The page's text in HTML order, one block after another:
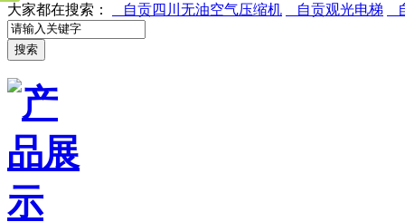
大家都在搜索： 自贡四川无油空气压缩机 自贡观光电梯